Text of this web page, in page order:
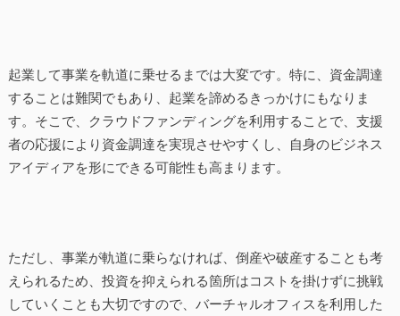
起業して事業を軌道に乗せるまでは大変です。特に、資金調達
することは難関でもあり、起業を諦めるきっかけにもなりま
す。そこで、クラウドファンディングを利用することで、支援
者の応援により資金調達を実現させやすくし、自身のビジネス
アイディアを形にできる可能性も高まります。
ただし、事業が軌道に乗らなければ、倒産や破産することも考
えられるため、投資を抑えられる箇所はコストを掛けずに挑戦
していくことも大切ですので、バーチャルオフィスを利用した